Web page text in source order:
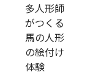
多人形師
がつくる
馬の人形
の絵付け
体験